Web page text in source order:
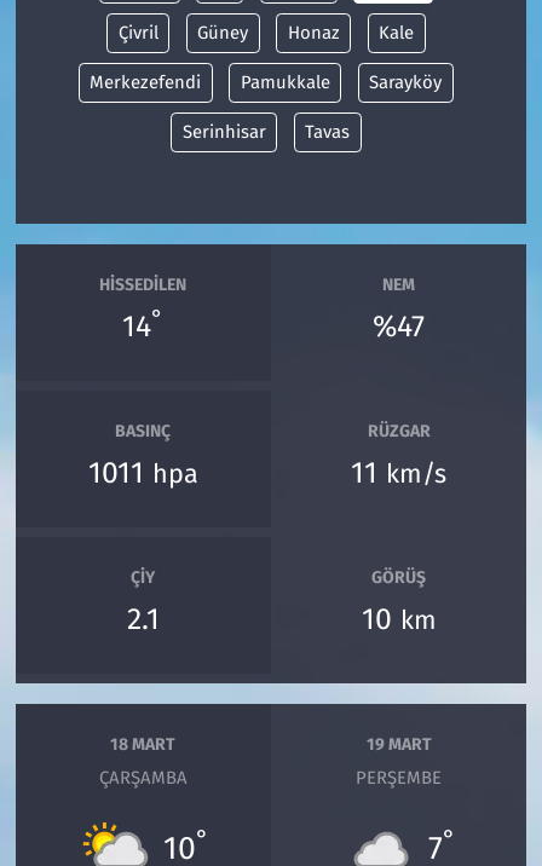
Çivril Güney Honaz Kale
Merkezefendi Pamukkale Sarayköy
Serinhisar Tavas
HISSEDILEN
14°
NEM
%47
BASINÇ
1011 hpa
RÜZGAR
11 km/s
ÇIY
2.1
GÖRÜŞ
10 km
18 MART
ÇARŞAMBA
10°
19 MART
PERŞEMBE
7°
Tekirdağ